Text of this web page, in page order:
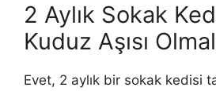
2 Aylık Sokak
Kuduz Aşısı
Evet, 2 aylık bir sokak kedisi